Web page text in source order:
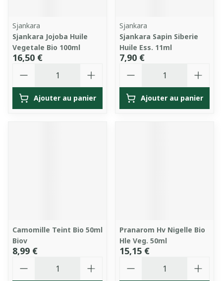
Sjankara
Sjankara Jojoba Huile
Vegetale Bio 100ml
16,50 €
Ajouter au panier
Sjankara
Sjankara Sapin Siberie
Huile Ess. 11ml
7,90 €
Ajouter au panier
Camomille Teint Bio 50ml
Biov
8,99 €
Pranarom Hv Nigelle Bio
Hle Veg. 50ml
15,15 €